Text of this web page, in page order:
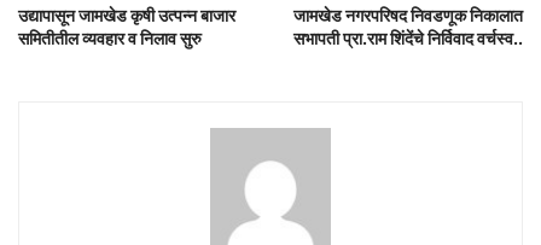
उद्यापासून जामखेड कृषी उत्पन्न बाजार
समितीतील व्यवहार व निलाव सुरु
जामखेड नगरपरिषद निवडणूक निकालात
सभापती प्रा.राम शिंदेंचे निर्विवाद वर्चस्व..